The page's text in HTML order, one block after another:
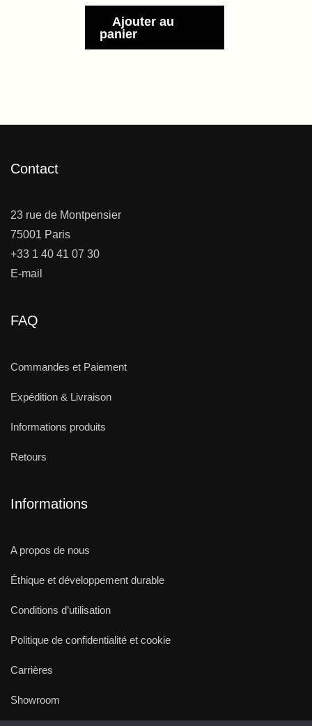
Ajouter au
panier
Contact
23 rue de Montpensier
75001 Paris
+33 1 40 41 07 30
E-mail
FAQ
Commandes et Paiement
Expédition & Livraison
Informations produits
Retours
Informations
A propos de nous
Éthique et développement durable
Conditions d’utilisation
Politique de confidentialité et cookie
Carrières
Showroom